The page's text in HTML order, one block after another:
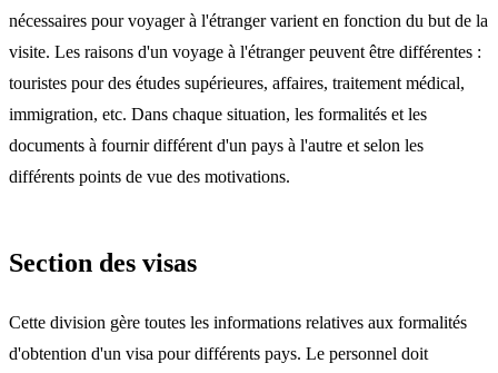
nécessaires pour voyager à l'étranger varient en fonction du but de la
visite. Les raisons d'un voyage à l'étranger peuvent être différentes :
touristes pour des études supérieures, affaires, traitement médical,
immigration, etc. Dans chaque situation, les formalités et les
documents à fournir différent d'un pays à l'autre et selon les
différents points de vue des motivations.
Section des visas
Cette division gère toutes les informations relatives aux formalités
d'obtention d'un visa pour différents pays. Le personnel doit